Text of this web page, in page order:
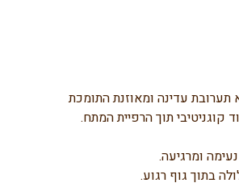
תערובת עדינה ומאוזנת התומכת
תוך הרפיית המתח.
ומרגיעה.
בתוך גוף רגוע.